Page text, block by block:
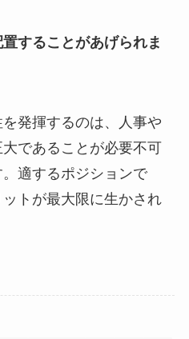
することがあげられま
発揮するのは、人事や
であることが必要不可
適するポジションで
トが最大限に生かされ